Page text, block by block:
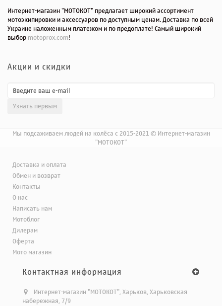
Интернет-магазин "МОТОКОТ" предлагает широкий ассортимент
мотоэкипировки и аксессуаров по доступным ценам. Доставка по всей
Украине наложенным платежом и по предоплате! Самый широкий
выборmotoprox.com!
Акции и скидки
Мы подсаживаем людей на колёса с 2015-2021 © Интернет-магазин
"МОТОКОТ"
Доставка и оплата
Обмен и возврат
Контакты
О нас
Написать нам
Мотоблог
Дилерам
Оферта
Мото магазин
Контактная информация
Интернет-магазин "МОТОКОТ", Харьков, Харьковская
набережная, 7/9